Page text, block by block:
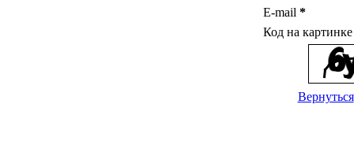
E-mail *
Код на
Вернуться